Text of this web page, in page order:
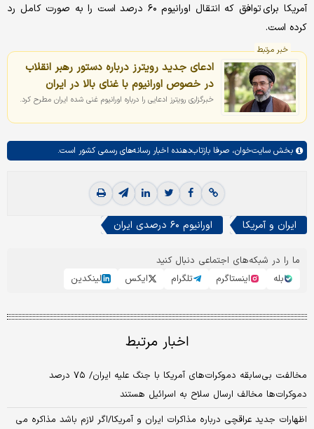
آمریکا برای توافق که انتقال اورانیوم ۶۰ درصد است را به صورت کامل رد
کرده است.
خبر مرتبط
ادعای جدید رویترز درباره دستور رهبر انقلاب
در خصوص اورانیوم با غنای بالا در ایران
خبرگزاری رویترز ادعایی را درباره اورانیوم غنی شده ایران مطرح کرد.
بخش سایت‌خوان، صرفا بازتاب‌دهنده اخبار رسانه‌های رسمی کشور است.
ایران و آمریکا اورانیوم ۶۰ درصدی ایران
ما را در شبکه‌های اجتماعی دنبال کنید
بله
اینستاگرم تلگرام ایکس لینکدین
اخبار مرتبط
مخالفت بی‌سابقه دموکرات‌های آمریکا با جنگ علیه ایران/ ۷۵ درصد
دموکرات‌ها مخالف ارسال سلاح به اسرائیل هستند
اظهارات جدید عراقچی درباره مذاکرات ایران و آمریکا/اگر لازم باشد مذاکره می